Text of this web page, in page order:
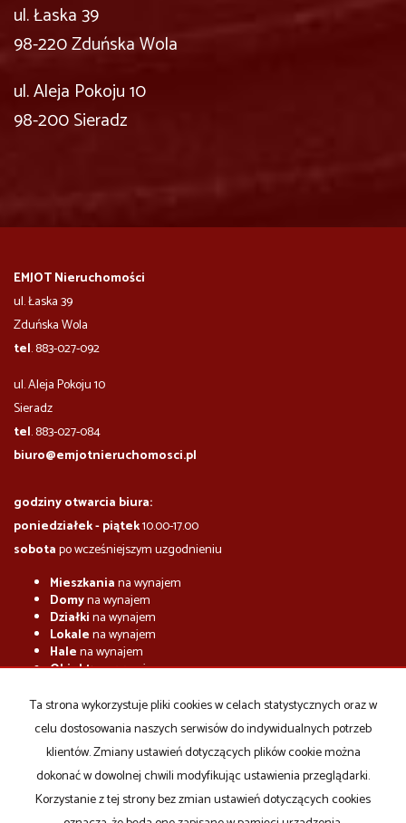
ul. Łaska 39
98-220 Zduńska Wola
ul. Aleja Pokoju 10
98-200 Sieradz
EMJOT Nieruchomości
ul. Łaska 39
Zduńska Wola
tel. 883-027-092
ul. Aleja Pokoju 10
​​​​​Sieradz
tel. 883-027-084
biuro@emjotnieruchomosci.pl
godziny otwarcia biura:
poniedziałek - piątek10.00-17.00
sobotapo wcześniejszym uzgodnieniu
Mieszkaniana wynajem
Domyna wynajem
Działkina wynajem
Lokalena wynajem
Halena wynajem
Obiektyna wynajem
Mieszkaniana sprzedaż
na sprzedaż
Działkina sprzedaż
Lokalena sprzedaż
Halena sprzedaż
Obiektyna sprzedaż
Ta strona wykorzystuje pliki cookies w celach statystycznych oraz w
celu dostosowania naszych serwisów do indywidualnych potrzeb
klientów. Zmiany ustawień dotyczących plików cookie można
dokonać w dowolnej chwili modyfikując ustawienia przeglądarki.
Korzystanie z tej strony bez zmian ustawień dotyczących cookies